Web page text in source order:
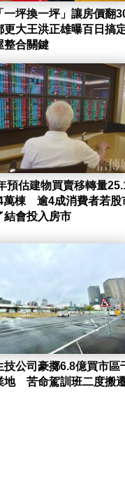
一坪換一坪」讓房價翻
大王洪正雄曝百日搞
整合關鍵
預估建物買賣移轉量
萬棟 逾4成消費者若股
結會投入房市
技公司豪擲6.8億買市區
地 苦命駕訓班二度搬